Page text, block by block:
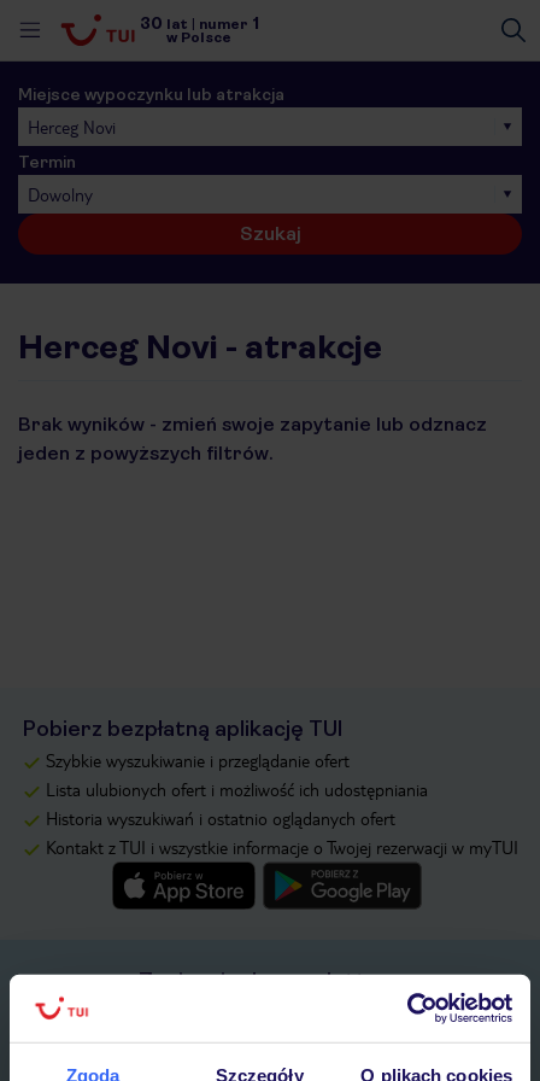
Zgoda Szczegóły O plikach cookies
30 lat numer 1
w Polsce
Miejsce wypoczynku lub atrakcja
Herceg Novi
Termin
Dowolny
Szukaj
Herceg Novi - atrakcje
Brak wyników - zmień swoje zapytanie lub odznacz
jeden z powyższych filtrów.
Pobierz bezpłatną aplikację TUI
Szybkie wyszukiwanie i przeglądanie ofert
Lista ulubionych ofert i możliwość ich udostępniania
Historia wyszukiwań i ostatnio oglądanych ofert
Kontakt z TUI i wszystkie informacje o Twojej rezerwacji w myTUI
Zapisz się do newslettera
IMIĘ*